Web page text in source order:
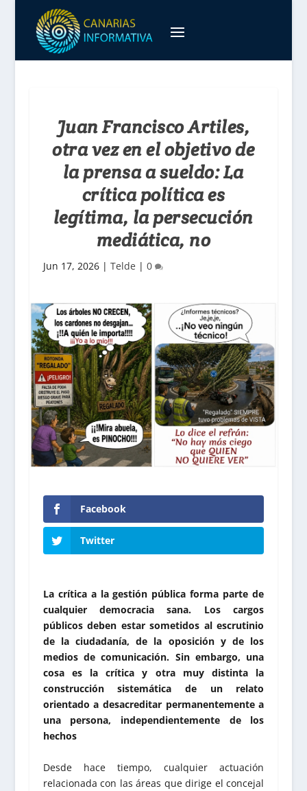
Juan Francisco Artiles,
otra vez en el objetivo de
la prensa a sueldo: La
crítica política es
legítima, la persecución
mediática, no
Jun 17, 2026| Telde | 0
Facebook
Twitter
La crítica a la gestión pública forma parte de
cualquier democracia sana. Los cargos
públicos deben estar sometidos al escrutinio
de la ciudadanía, de la oposición y de los
medios de comunicación. Sin embargo, una
cosa es la crítica y otra muy distinta la
construcción sistemática de un relato
orientado a desacreditar permanentemente a
una persona, independientemente de los
hechos
Desde hace tiempo, cualquier actuación
relacionada con las áreas que dirige el concejal